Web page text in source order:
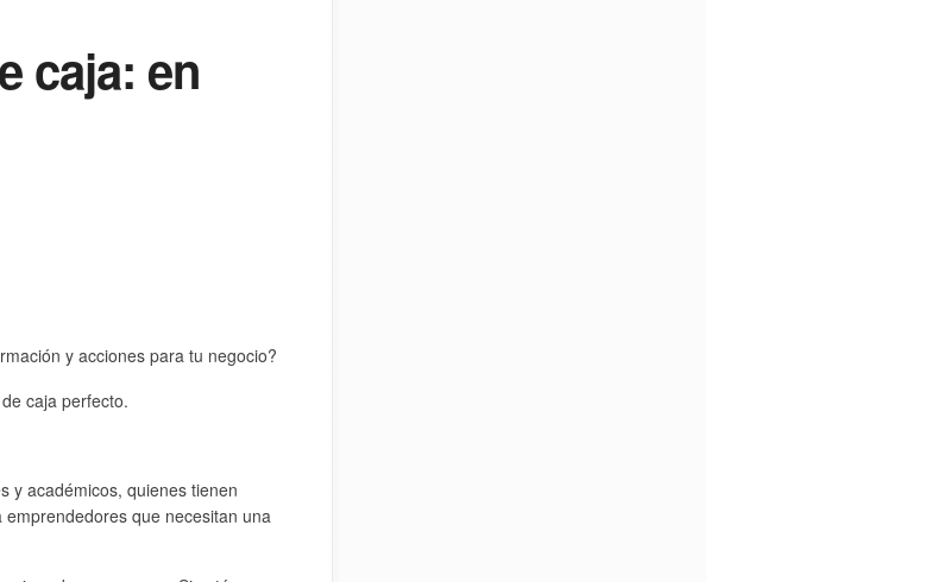
caja: en
y acciones para tu negocio?
caja perfecto.
y académicos, quienes tienen
que necesitan una